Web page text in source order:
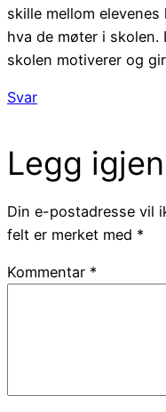
skille mellom
hva de møter i
skolen motiverer og
Svar
Legg
Din e-postadresse vil
felt er merket med *
Kommentar *